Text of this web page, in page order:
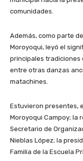
comunidades.
Además, como parte
Moroyoqui, leyó el
principales tradiciones
entre otras danzas
matachines.
Estuvieron presentes,
Moroyoqui Campoy; la
Secretario de
Nieblas López; la
Familia de la Escuela